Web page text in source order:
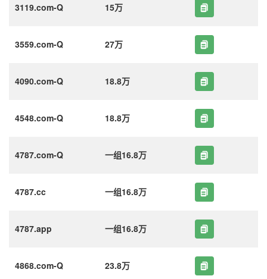
3119.com-Q 15万
3559.com-Q 27万
4090.com-Q 18.8万
4548.com-Q 18.8万
4787.com-Q 一组16.8万
4787.cc 一组16.8万
4787.app 一组16.8万
4868.com-Q 23.8万